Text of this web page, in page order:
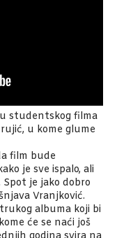
studentskog filma
u kome glume
film bude
je sve ispalo, ali
je jako dobro
Vranjković.
albuma koji bi
će se naći još